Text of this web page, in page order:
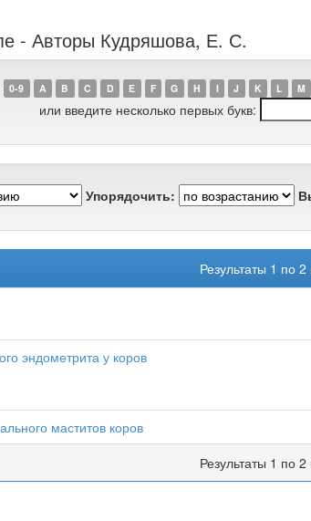
- Авторы Кудряшова, Е. С.
0-9 A B C D E F G H I J K L M
или введите несколько первых букв:
Упорядочить:
Результаты 1 по 2
эндометрита у коров
маститов коров
Результаты 1 по 2